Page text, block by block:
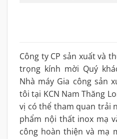
Công ty CP sản xuất và
trọng kính mời Quý
Nhà máy Gia công sản
tôi tại KCN Nam Thăng
vị có thể tham quan trải
phẩm nội thất inox mạ
công hoàn thiện và mạ